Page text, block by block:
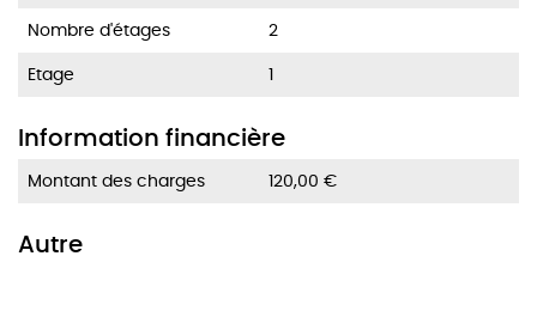
Nombre d'étages
2
Etage
1
Information financière
Montant des charges 120,00 €
Autre